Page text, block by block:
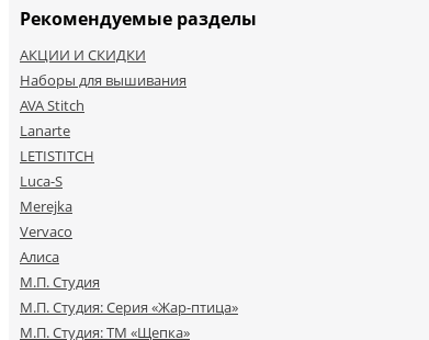
Рекомендуемые разделы
АКЦИИ И СКИДКИ
Наборы для вышивания
AVA Stitch
Lanarte
LETISTITCH
Luca-S
Merejka
Vervaco
Алиса
М.П. Студия
М.П. Студия: Серия «Жар-птица»
М.П. Студия: ТМ «Щепка»